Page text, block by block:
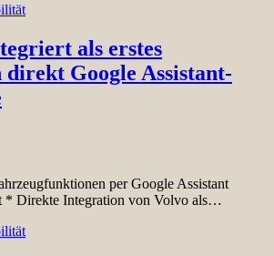
als erstes
direkt Google Assistant-
per Google Assistant
* Direkte Integration von Volvo als…